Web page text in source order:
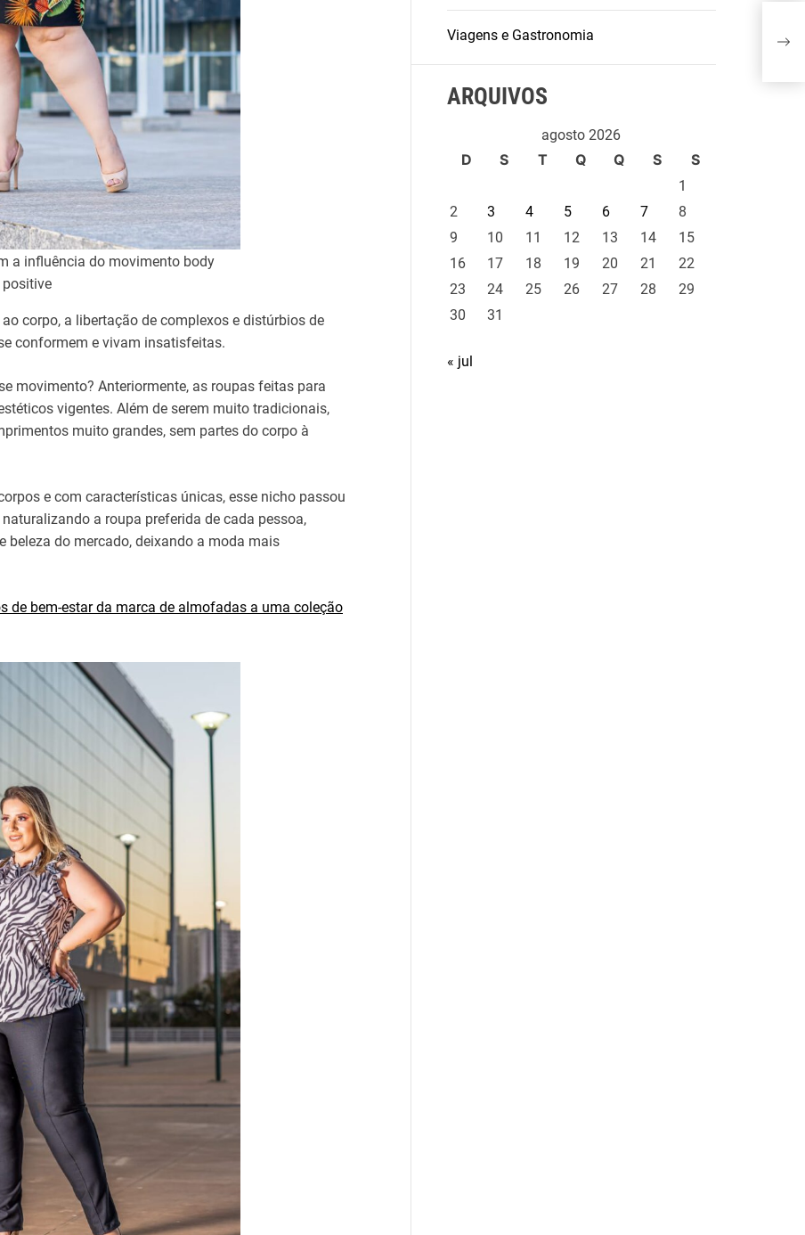
a influência do movimento body
positive
corpo, a libertação de complexos e distúrbios de
conformem e vivam insatisfeitas.
movimento? Anteriormente, as roupas feitas para
vigentes. Além de serem muito tradicionais,
muito grandes, sem partes do corpo à
e com características únicas, esse nicho passou
a roupa preferida de cada pessoa,
beleza do mercado, deixando a moda mais
de bem-estar da marca de almofadas a uma coleção
Viagens e Gastronomia
ARQUIVOS
agosto 2026
D S T Q Q S S
1
2
3 4 5 6 7
8
9
10 11 12 13 14
15
16
17 18 19 20 21
22
23
24 25 26 27 28
29
30
31
« jul